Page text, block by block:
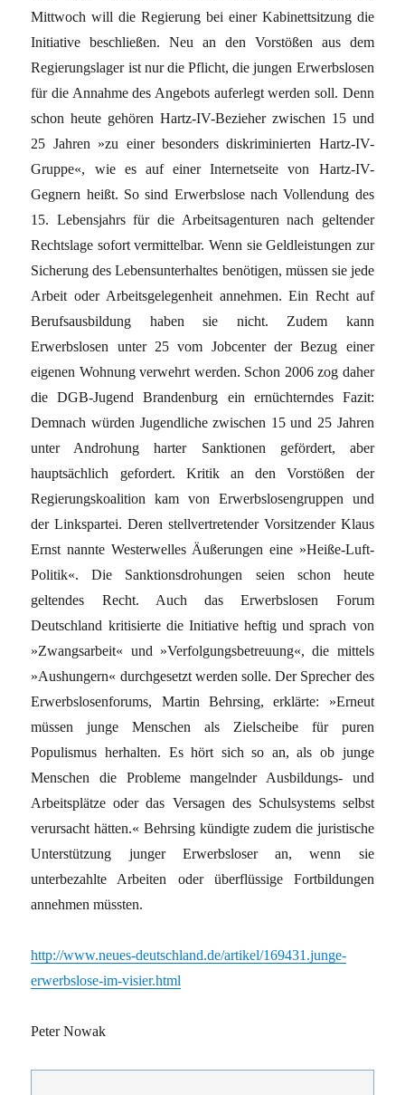
Mittwoch will die Regierung bei einer Kabinettsitzung die
Initiative beschließen. Neu an den Vorstößen aus dem
Regierungslager ist nur die Pflicht, die jungen Erwerbslosen
für die Annahme des Angebots auferlegt werden soll. Denn
schon heute gehören Hartz-IV-Bezieher zwischen 15 und
25 Jahren »zu einer besonders diskriminierten Hartz-IV-
Gruppe«, wie es auf einer Internetseite von Hartz-IV-
Gegnern heißt. So sind Erwerbslose nach Vollendung des
15. Lebensjahrs für die Arbeitsagenturen nach geltender
Rechtslage sofort vermittelbar. Wenn sie Geldleistungen zur
Sicherung des Lebensunterhaltes benötigen, müssen sie jede
Arbeit oder Arbeitsgelegenheit annehmen. Ein Recht auf
Berufsausbildung haben sie nicht. Zudem kann
Erwerbslosen unter 25 vom Jobcenter der Bezug einer
eigenen Wohnung verwehrt werden. Schon 2006 zog daher
die DGB-Jugend Brandenburg ein ernüchterndes Fazit:
Demnach würden Jugendliche zwischen 15 und 25 Jahren
unter Androhung harter Sanktionen gefördert, aber
hauptsächlich gefordert. Kritik an den Vorstößen der
Regierungskoalition kam von Erwerbslosengruppen und
der Linkspartei. Deren stellvertretender Vorsitzender Klaus
Ernst nannte Westerwelles Äußerungen eine »Heiße-Luft-
Politik«. Die Sanktionsdrohungen seien schon heute
geltendes Recht. Auch das Erwerbslosen Forum
Deutschland kritisierte die Initiative heftig und sprach von
»Zwangsarbeit« und »Verfolgungsbetreuung«, die mittels
»Aushungern« durchgesetzt werden solle. Der Sprecher des
Erwerbslosenforums, Martin Behrsing, erklärte: »Erneut
müssen junge Menschen als Zielscheibe für puren
Populismus herhalten. Es hört sich so an, als ob junge
Menschen die Probleme mangelnder Ausbildungs- und
Arbeitsplätze oder das Versagen des Schulsystems selbst
verursacht hätten.« Behrsing kündigte zudem die juristische
Unterstützung junger Erwerbsloser an, wenn sie
unterbezahlte Arbeiten oder überflüssige Fortbildungen
annehmen müssten.
http://www.neues-deutschland.de/artikel/169431.junge-
erwerbslose-im-visier.html
Peter Nowak